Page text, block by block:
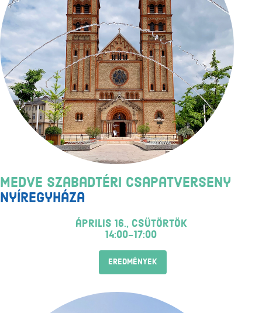
Medve Szabadtéri Csapatverseny
Nyíregyháza
április 16., csütörtök
14:00-17:00
EREDMÉNYEK